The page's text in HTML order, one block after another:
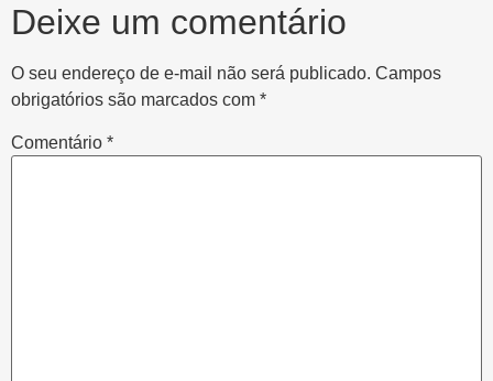
Deixe um comentário
O seu endereço de e-mail não será publicado. Campos
obrigatórios são marcados com *
Comentário *